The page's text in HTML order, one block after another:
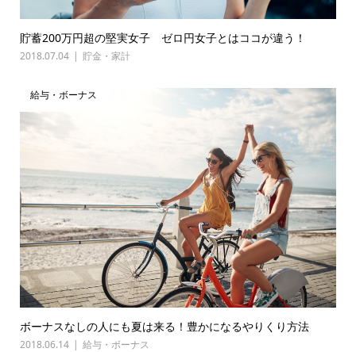
貯蓄200万円超の堅実女子 ゼロ円女子とはココが違う！
2018.07.04 貯金・家計
給与・ボーナス
ボーナスなしの人にも夏は来る！豊かになるやりくり方法
2018.06.14 給与・ボーナス